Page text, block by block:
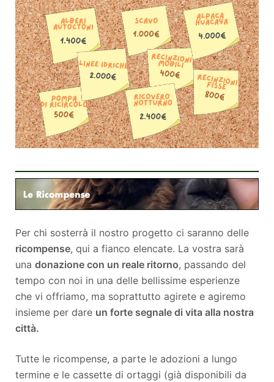
Per chi sosterrà il nostro progetto ci saranno delle
ricompense, qui a fianco elencate. La vostra sarà
una donazione con un reale ritorno, passando del
tempo con noi in una delle bellissime esperienze
che vi offriamo, ma soprattutto agirete e agiremo
insieme per dare un forte segnale di vita alla nostra
città.
Tutte le ricompense, a parte le adozioni a lungo
termine e le cassette di ortaggi (già disponibili da